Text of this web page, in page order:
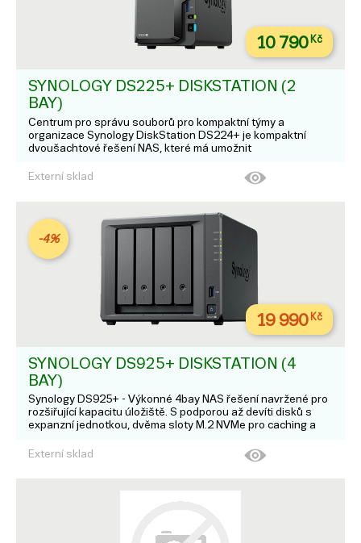
10 790Kč
SYNOLOGY DS225+ DISKSTATION (2
BAY)
Centrum pro správu souborů pro kompaktní týmy a
organizace Synology DiskStation DS224+ je kompaktní
dvoušachtové řešení NAS, které má umožnit
Systém Synology DSM (DiskStation Manager) podporuje
Externí sklad
-4%
19 990Kč
SYNOLOGY DS925+ DISKSTATION (4
BAY)
Synology DS925+ - Výkonné 4bay NAS řešení navržené pro
rozšiřující kapacitu úložiště. S podporou až devíti disků s
expanzní jednotkou, dvěma sloty M.2 NVMe pro caching a
dat, zálohování a dohledo...
Externí sklad